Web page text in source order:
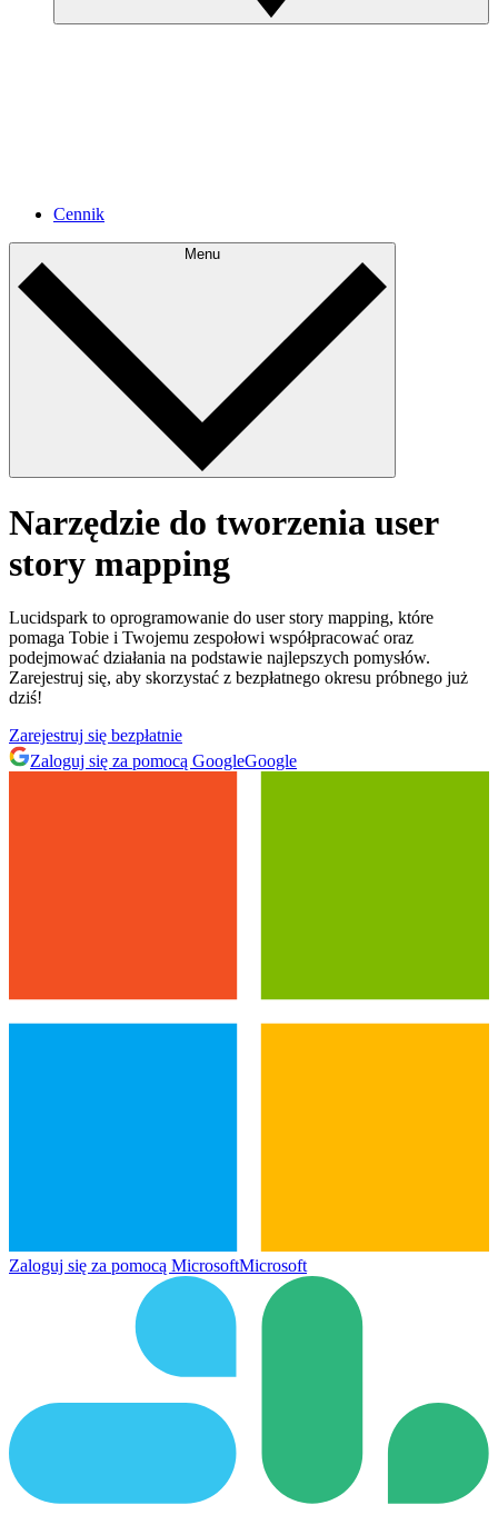
Cennik
Menu
Narzędzie do tworzenia user
story mapping
Lucidspark to oprogramowanie do user story mapping, które
pomaga Tobie i Twojemu zespołowi współpracować oraz
podejmować działania na podstawie najlepszych pomysłów.
Zarejestruj się, aby skorzystać z bezpłatnego okresu próbnego już
dziś!
Zarejestruj się bezpłatnie
Zaloguj się za pomocą GoogleGoogle
Zaloguj się za pomocą MicrosoftMicrosoft